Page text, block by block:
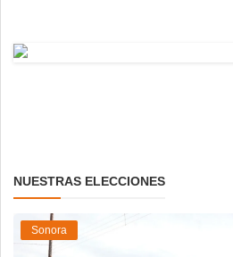
NUESTRAS ELECCIONES
Sonora